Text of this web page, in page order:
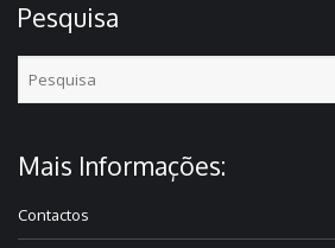
Pesquisa
Mais Informações:
Contactos